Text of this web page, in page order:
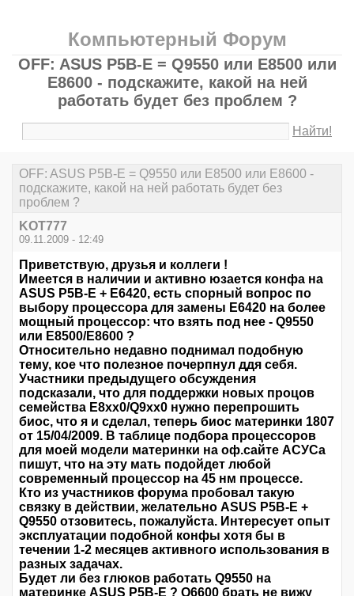
Компьютерный Форум
OFF: ASUS P5B-E = Q9550 или E8500 или
Е8600 - подскажите, какой на ней
работать будет без проблем ?
Найти!
OFF: ASUS P5B-E = Q9550 или E8500 или Е8600 -
подскажите, какой на ней работать будет без
проблем ?
KOT777
09.11.2009 - 12:49
Приветствую, друзья и коллеги !
Имеется в наличии и активно юзается конфа на
ASUS P5В-E + Е6420, есть спорный вопрос по
выбору процессора для замены Е6420 на более
мощный процессор: что взять под нее - Q9550
или Е8500/Е8600 ?
Относительно недавно поднимал подобную
тему, кое что полезное почерпнул ддя себя.
Участники предыдущего обсуждения
подсказали, что для поддержки новых процов
семейства Е8хх0/Q9xx0 нужно перепрошить
биос, что я и сделал, теперь биос материнки 1807
от 15/04/2009. В таблице подбора процессоров
для моей модели материнки на оф.сайте АСУСа
пишут, что на эту мать подойдет любой
современный процессор на 45 нм процессе.
Кто из участников форума пробовал такую
связку в действии, желательно ASUS P5В-E +
Q9550 отзовитесь, пожалуйста. Интересует опыт
эксплуатации подобной конфы хотя бы в
течении 1-2 месяцев активного использования в
разных задачах.
Будет ли без глюков работать Q9550 на
материнке ASUS P5В-E ? Q6600 брать не вижу